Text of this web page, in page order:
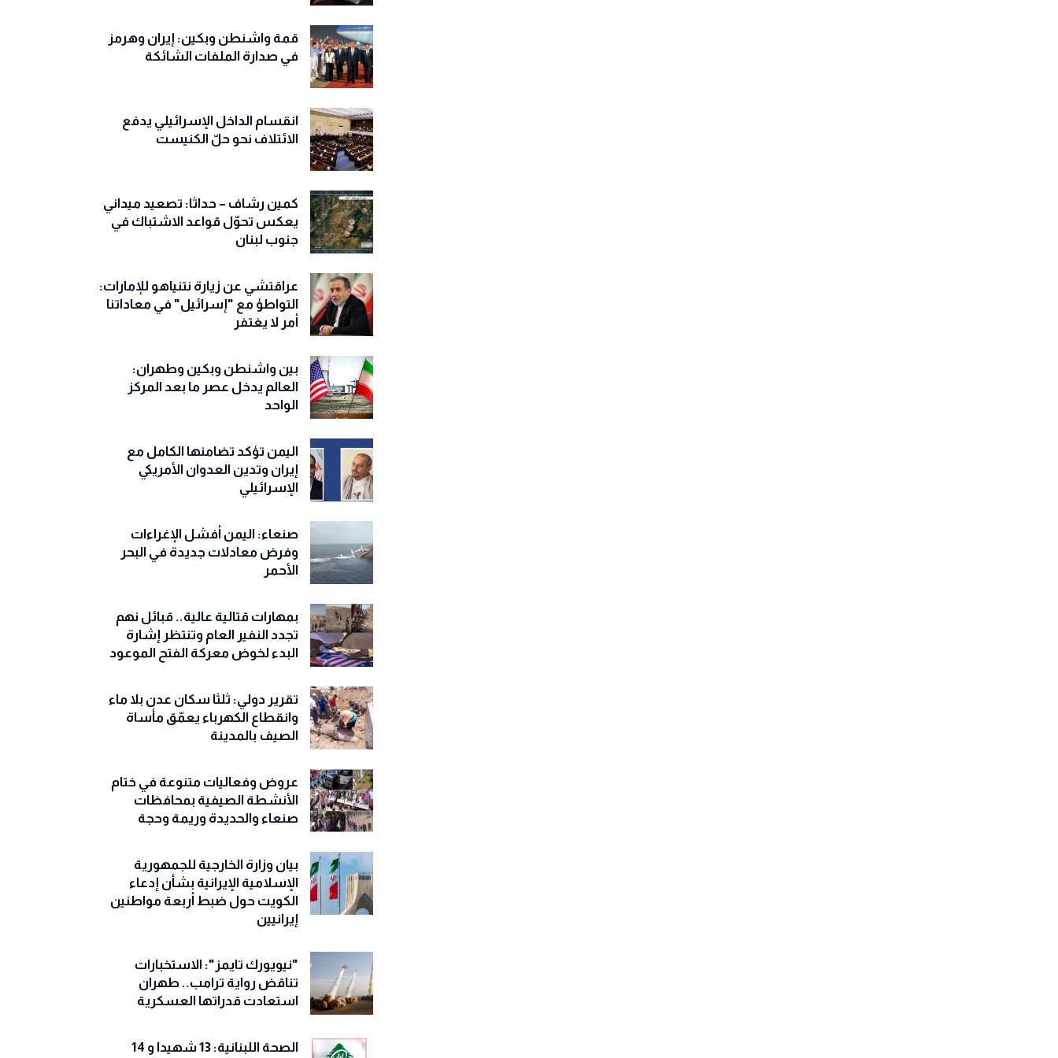
قمة واشنطن وبكين: إيران وهرمز
في صدارة الملفات الشائكة
انقسام الداخل الإسرائيلي يدفع
الائتلاف نحو حلّ الكنيست
كمين رشاف – حداثا: تصعيد ميداني
يعكس تحوّل قواعد الاشتباك في
جنوب لبنان
عراقتشي عن زيارة نتنياهو للإمارات:
التواطؤ مع "إسرائيل" في معاداتنا
أمر لا يغتفر
بين واشنطن وبكين وطهران:
العالم يدخل عصر ما بعد المركز
الواحد
اليمن تؤكد تضامنها الكامل مع
إيران وتدين العدوان الأمريكي
الإسرائيلي
صنعاء: اليمن أفشل الإغراءات
وفرض معادلات جديدة في البحر
الأحمر
بمهارات قتالية عالية.. قبائل نهم
تجدد النفير العام وتنتظر إشارة
البدء لخوض معركة الفتح الموعود
تقرير دولي: ثلثا سكان عدن بلا ماء
وانقطاع الكهرباء يعمّق مأساة
الصيف بالمدينة
عروض وفعاليات متنوعة في ختام
الأنشطة الصيفية بمحافظات
صنعاء والحديدة وريمة وحجة
‏بيان وزارة الخارجية للجمهورية
الإسلامية الإيرانية بشأن إدعاء
الكويت حول ضبط أربعة مواطنين
إيرانيين
"نيويورك تايمز": الاستخبارات
تناقض رواية ترامب.. طهران
استعادت قدراتها العسكرية
الصحة اللبنانية: 13 شهيدا و 14